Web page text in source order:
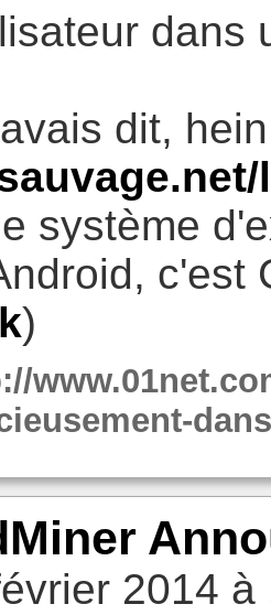
dit,
système
c'est
)
2014 à